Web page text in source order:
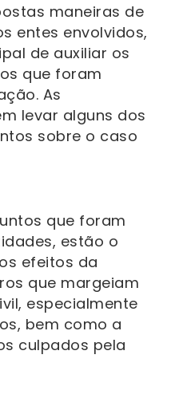
maneiras de
entes envolvidos,
de auxiliar os
que foram
As
levar alguns dos
sobre o caso
que foram
estão o
efeitos da
que margeiam
especialmente
bem como a
culpados pela